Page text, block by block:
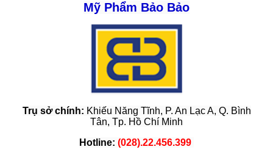
Mỹ Phẩm Bảo Bảo
Trụ sở chính: Khiếu Năng Tĩnh, P. An Lạc A, Q. Bình
Tân, Tp. Hồ Chí Minh
Hotline: (028).22.456.399